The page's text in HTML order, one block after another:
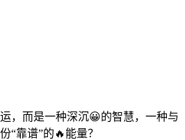
，而是一种深沉😀的智慧，一种与
“靠谱”的🔥能量？